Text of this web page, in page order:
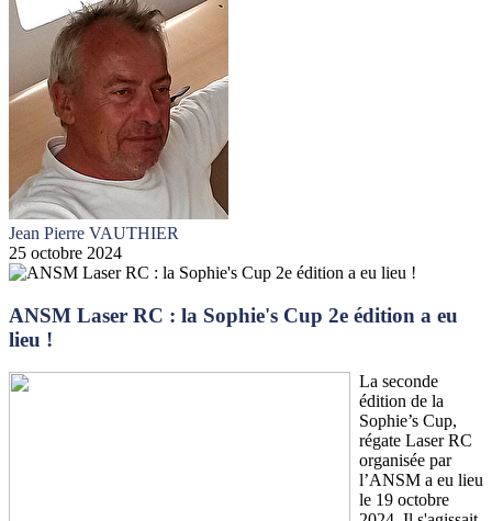
Jean Pierre VAUTHIER
25 octobre 2024
ANSM Laser RC : la Sophie's Cup 2e édition a eu
lieu !
La seconde
édition de la
Sophie’s Cup,
régate Laser RC
organisée par
l’ANSM a eu lieu
le 19 octobre